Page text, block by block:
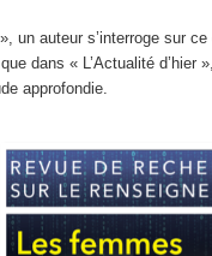
un auteur s’interroge sur
dans « L’Actualité d’hier
approfondie.